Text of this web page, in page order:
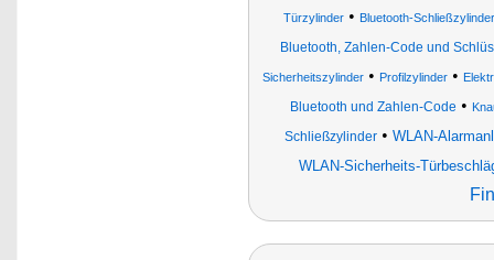
Türzylinder• Bluetooth-Schließzylinder
Bluetooth, Zahlen-Code und
Sicherheitszylinder • Profilzylinder •
Bluetooth und Zahlen-Code •
Schließzylinder• WLAN-
WLAN-Sicherheits-